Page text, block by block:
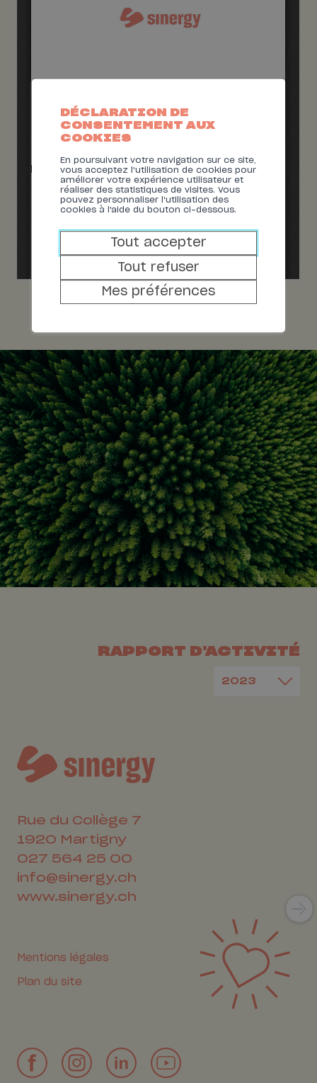
Rue du Collège 7
1920
Martigny
027 564 25 00
info@sinergy.ch
www.sinergy.ch
Mentions légales
Plan du site
RAPPORT D'ACTIVITÉ
DÉCLARATION DE
CONSENTEMENT AUX
COOKIES
En poursuivant votre navigation sur ce site,
vous acceptez l'utilisation de cookies pour
améliorer votre expérience utilisateur et
réaliser des statistiques de visites. Vous
pouvez personnaliser l'utilisation des
cookies à l'aide du bouton ci-dessous.
Tout accepter
Tout refuser
Mes préférences